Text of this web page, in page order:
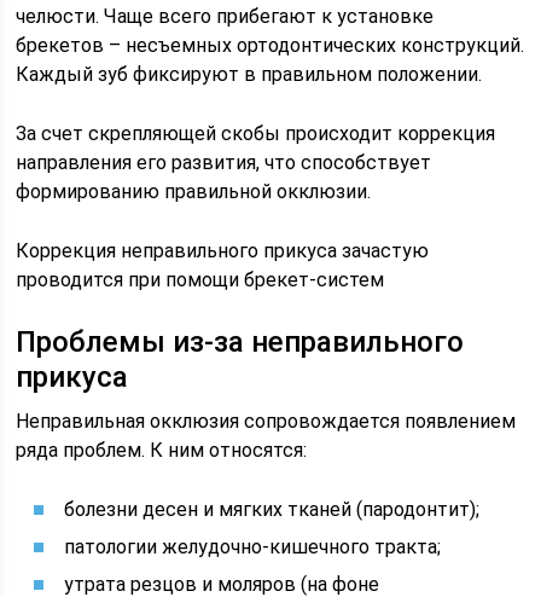
челюсти. Чаще всего прибегают к установке
брекетов – несъемных ортодонтических конструкций.
Каждый зуб фиксируют в правильном положении.
За счет скрепляющей скобы происходит коррекция
направления его развития, что способствует
формированию правильной окклюзии.
Коррекция неправильного прикуса зачастую
проводится при помощи брекет-систем
Проблемы из-за неправильного
прикуса
Неправильная окклюзия сопровождается появлением
ряда проблем. К ним относятся:
болезни десен и мягких тканей (пародонтит);
патологии желудочно-кишечного тракта;
утрата резцов и моляров (на фоне